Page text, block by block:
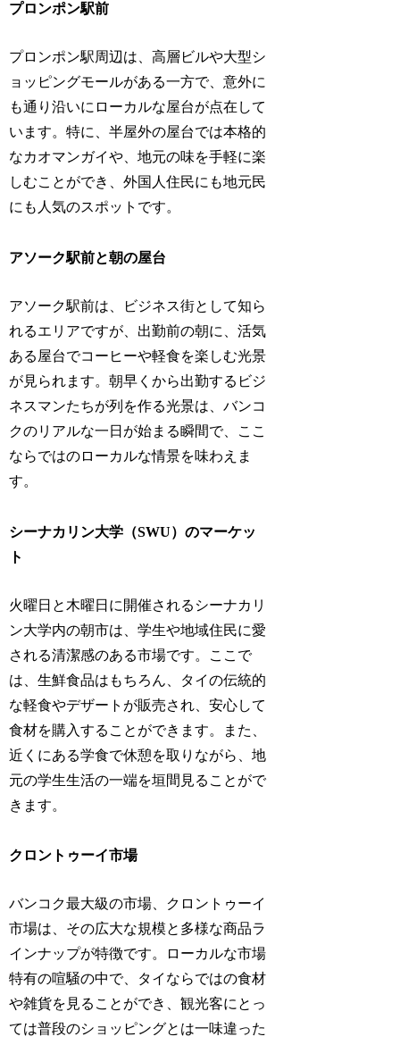
プロンポン駅前
プロンポン駅周辺は、高層ビルや大型シ
ョッピングモールがある一方で、意外に
も通り沿いにローカルな屋台が点在して
います。特に、半屋外の屋台では本格的
なカオマンガイや、地元の味を手軽に楽
しむことができ、外国人住民にも地元民
にも人気のスポットです。
アソーク駅前と朝の屋台
アソーク駅前は、ビジネス街として知ら
れるエリアですが、出勤前の朝に、活気
ある屋台でコーヒーや軽食を楽しむ光景
が見られます。朝早くから出勤するビジ
ネスマンたちが列を作る光景は、バンコ
クのリアルな一日が始まる瞬間で、ここ
ならではのローカルな情景を味わえま
す。
シーナカリン大学（SWU）のマーケッ
ト
火曜日と木曜日に開催されるシーナカリ
ン大学内の朝市は、学生や地域住民に愛
される清潔感のある市場です。ここで
は、生鮮食品はもちろん、タイの伝統的
な軽食やデザートが販売され、安心して
食材を購入することができます。また、
近くにある学食で休憩を取りながら、地
元の学生生活の一端を垣間見ることがで
きます。
クロントゥーイ市場
バンコク最大級の市場、クロントゥーイ
市場は、その広大な規模と多様な商品ラ
インナップが特徴です。ローカルな市場
特有の喧騒の中で、タイならではの食材
や雑貨を見ることができ、観光客にとっ
ては普段のショッピングとは一味違った